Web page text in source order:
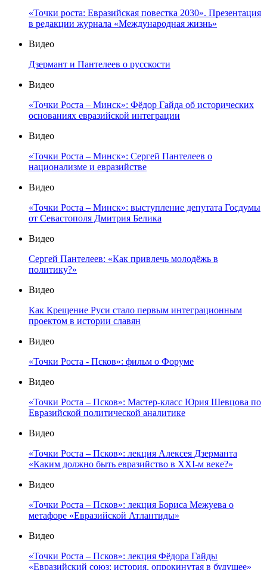
«Точки роста: Евразийская повестка 2030». Презентация
в редакции журнала «Международная жизнь»
Видео
Дзермант и Пантелеев о русскости
Видео
«Точки Роста – Минск»: Фёдор Гайда об исторических
основаниях евразийской интеграции
Видео
«Точки Роста – Минск»: Сергей Пантелеев о
национализме и евразийстве
Видео
«Точки Роста – Минск»: выступление депутата Госдумы
от Севастополя Дмитрия Белика
Видео
Сергей Пантелеев: «Как привлечь молодёжь в
политику?»
Видео
Как Крещение Руси стало первым интеграционным
проектом в истории славян
Видео
«Точки Роста - Псков»: фильм о Форуме
Видео
«Точки Роста – Псков»: Мастер-класс Юрия Шевцова по
Евразийской политической аналитике
Видео
«Точки Роста – Псков»: лекция Алексея Дзерманта
«Каким должно быть евразийство в XXI-м веке?»
Видео
«Точки Роста – Псков»: лекция Бориса Межуева о
метафоре «Евразийской Атлантиды»
Видео
«Точки Роста – Псков»: лекция Фёдора Гайды
«Евразийский союз: история, опрокинутая в будущее»